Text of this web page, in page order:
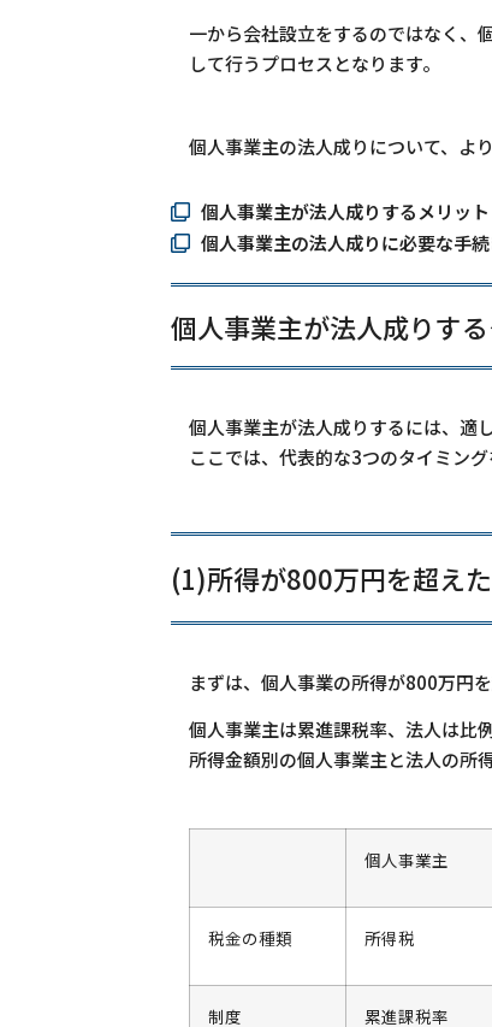
一から会社設立をするのではなく、
して行うプロセスとなります。
個人事業主の法人成りについて、よ
個人事業主が法人成りするメリッ
個人事業主の法人成りに必要な手
個人事業主が法人成りす
個人事業主が法人成りするには、適
ここでは、代表的な3つのタイミング
(1)所得が800万円を超え
まずは、個人事業の所得が800万円を
個人事業主は累進課税率、法人は比
所得金額別の個人事業主と法人の所
個人事業主
税金の種類 所得税
制度 累進課税率